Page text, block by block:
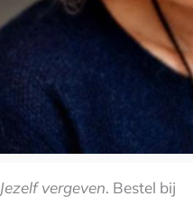
Jezelf vergeven. Bestel bij